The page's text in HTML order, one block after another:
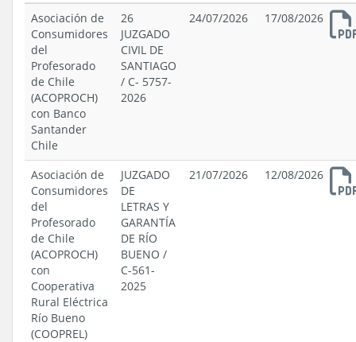
Asociación de
Consumidores
del
Profesorado
de Chile
(ACOPROCH)
con Banco
Santander
Chile
26
JUZGADO
CIVIL DE
SANTIAGO
/ C- 5757-
2026
24/07/2026 17/08/2026
Asociación de
Consumidores
del
Profesorado
de Chile
(ACOPROCH)
con
Cooperativa
Rural Eléctrica
Río Bueno
(COOPREL)
JUZGADO
DE
LETRAS Y
GARANTÍA
DE RÍO
BUENO /
C-561-
2025
21/07/2026 12/08/2026